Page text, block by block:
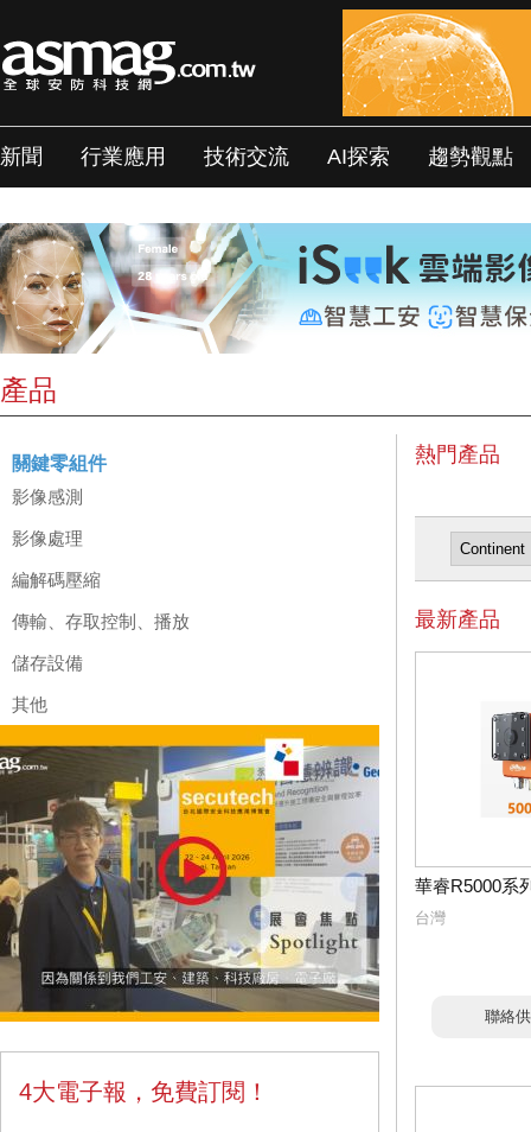
新聞 行業應用 技術交流 AI探索 趨勢觀點
產品
關鍵零組件
影像感測
影像處理
編解碼壓縮
傳輸、存取控制、播放
儲存設備
其他
4大電子報，免費訂閱！
熱門產品
最新產品
華睿R5000系
台灣
聯絡